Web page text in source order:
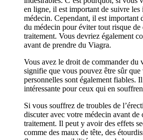
en ligne, il est important de suivre les
médecin. Cependant, il est important
du médecin pour éviter tout risque
traitement. Vous devriez également
avant de prendre du Viagra.
Vous avez le droit de commander du
signifie que vous pouvez être sûr que
personnelles sont également fiables.
intéressante pour ceux qui en
Si vous souffrez de troubles de
discuter avec votre médecin avant de
traitement. Il peut y avoir des effets
comme des maux de tête, des